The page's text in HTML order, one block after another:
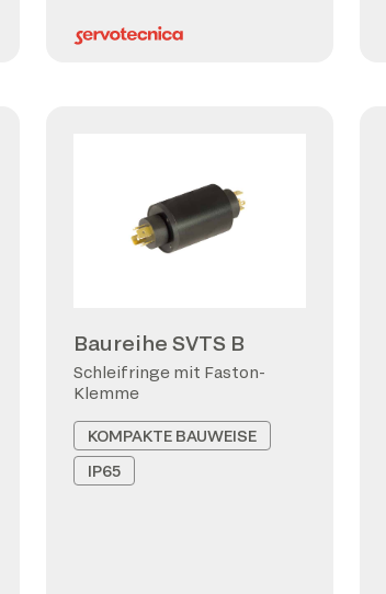
Baureihe SVTS B
Schleifringe mit Faston-
Klemme
KOMPAKTE BAUWEISE
IP65